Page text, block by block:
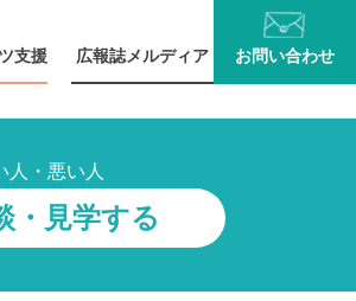
支援 広報誌メルディア お問い合わせ
人・悪い人
・見学する